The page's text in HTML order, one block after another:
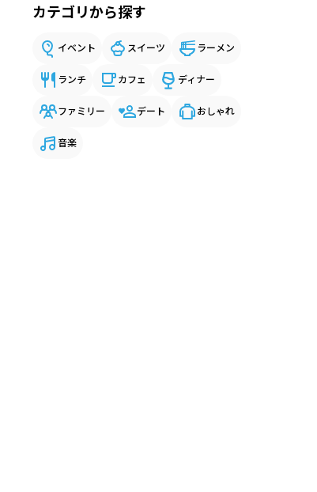
カテゴリから探す
イベント スイーツ ラーメン
ランチ カフェ ディナー
ファミリー デート おしゃれ
音楽